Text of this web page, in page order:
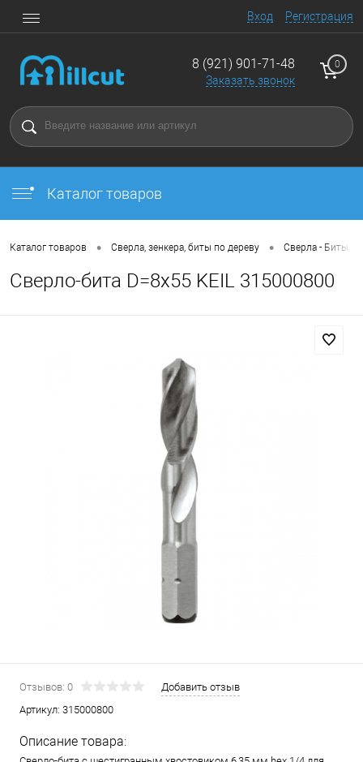
Вход Регистрация
8 (921) 901-71-48
Заказать звонок
0
Каталог товаров
Каталог товаров • Сверла, зенкера, биты по дереву • Сверла - Биты
Сверло-бита D=8х55 KEIL 315000800
Отзывов: 0
Добавить отзыв
Артикул: 315000800
Описание товара: